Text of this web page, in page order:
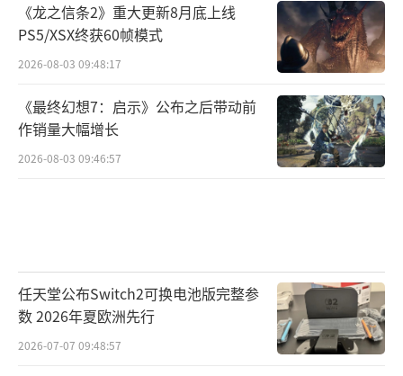
《龙之信条2》重大更新8月底上线
PS5/XSX终获60帧模式
2026-08-03 09:48:17
《最终幻想7：启示》公布之后带动前
作销量大幅增长
2026-08-03 09:46:57
任天堂公布Switch2可换电池版完整参
数 2026年夏欧洲先行
2026-07-07 09:48:57